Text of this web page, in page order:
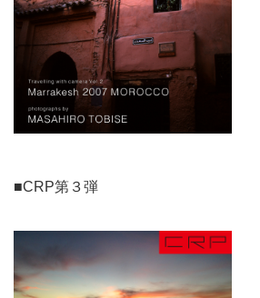
■CRP第３弾